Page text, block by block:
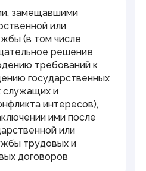
замещавшими
или
(в том числе
решение
требований к
государственных
служащих и
интересов),
ими после
или
трудовых и
договоров